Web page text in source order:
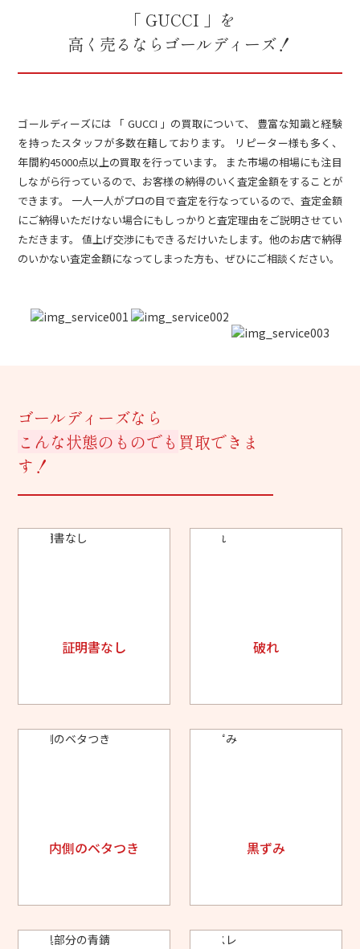
「 GUCCI 」を
高く売るならゴールディーズ！
ゴールディーズには 「 GUCCI 」の買取について、 豊富な知識と経験
を持ったスタッフが多数在籍しております。 リピーター様も多く、
年間約45000点以上の買取を行っています。 また市場の相場にも注目
しながら行っているので、お客様の納得のいく査定金額をすることが
できます。 一人一人がプロの目で査定を行なっているので、査定金額
にご納得いただけない場合にもしっかりと査定理由をご説明させてい
ただきます。 値上げ交渉にもできるだけいたします。他のお店で納得
のいかない査定金額になってしまった方も、ぜひにご相談ください。
ゴールディーズなら
こんな状態のものでも 買取できま
す！
証明書なし 破れ
内側のベタつき 黒ずみ